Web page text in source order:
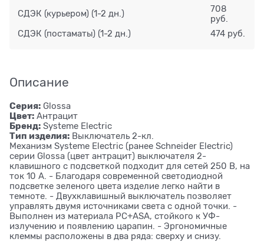
СДЭК (курьером) (1-2 дн.)
708
руб.
СДЭК (постаматы) (1-2 дн.) 474 руб.
Описание
Серия: Glossa
Цвет: Антрацит
Бренд: Systeme Electric
Тип изделия: Выключатель 2-кл.
Механизм Systeme Electric (ранее Schneider Electric)
серии Glossa (цвет антрацит) выключателя 2-
клавишного c подсветкой подходит для сетей 250 В, на
ток 10 А. - Благодаря современной светодиодной
подсветке зеленого цвета изделие легко найти в
темноте. - Двухклавишный выключатель позволяет
управлять двумя источниками света с одной точки. -
Выполнен из материала PС+ASA, стойкого к УФ-
излучению и появлению царапин. - Эргономичные
клеммы расположены в два ряда: сверху и снизу.